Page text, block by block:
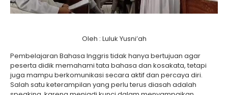
Oleh : Luluk Yusni’ah
Pembelajaran Bahasa Inggris tidak hanya bertujuan agar
peserta didik memahami tata bahasa dan kosakata, tetapi
juga mampu berkomunikasi secara aktif dan percaya diri.
Salah satu keterampilan yang perlu terus diasah adalah